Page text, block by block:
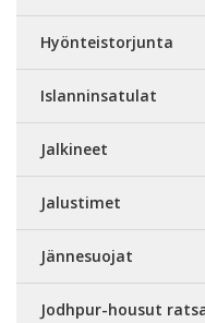
Hyönteistorjunta
Islanninsatulat
Jalkineet
Jalustimet
Jännesuojat
Jodhpur-housut